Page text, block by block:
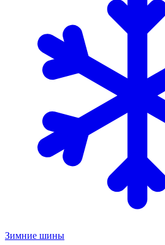
Зимние шины